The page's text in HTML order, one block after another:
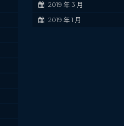
2019 年 3 月
2019 年 1 月